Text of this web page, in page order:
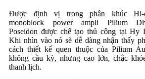
Được định vị trong phân khúc Hi-
monoblock power ampli Pilium
Poseidon được chế tạo thủ công tại Hy
Khi nhìn vào nó sẽ dễ dàng nhận thấy
cách thiết kế quen thuộc của Pilium
không cầu kỳ, nhưng cao lớn, chắc
thanh lịch.